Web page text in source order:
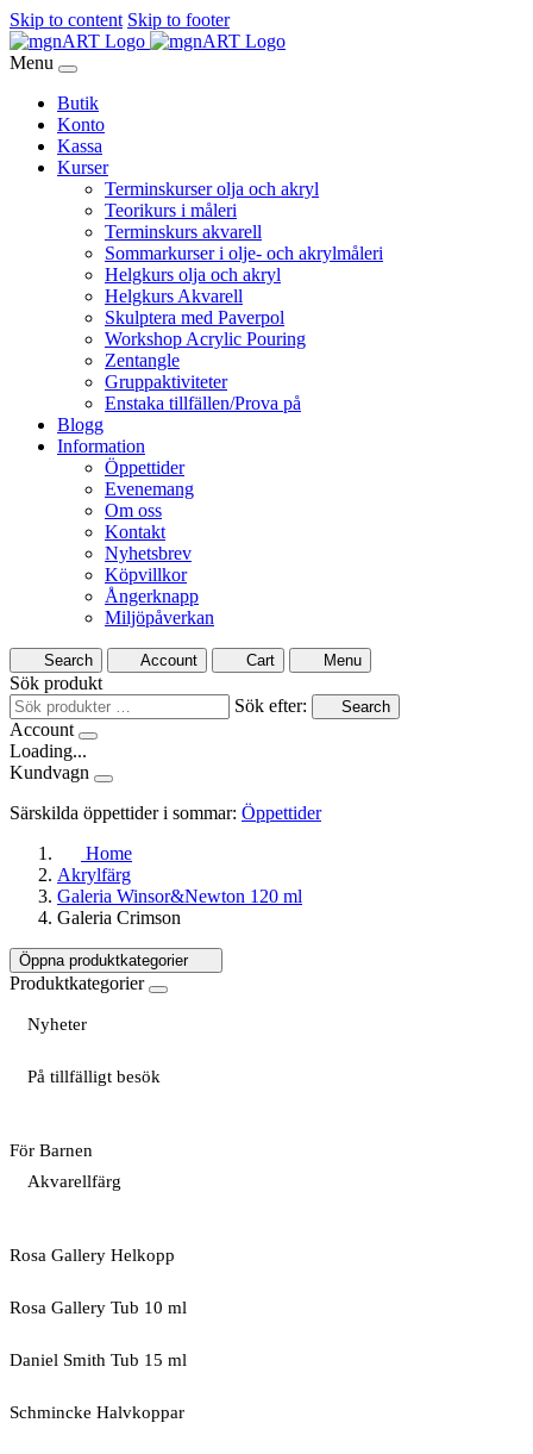
Skip to content Skip to footer
Menu
Butik
Konto
Kassa
Kurser
Terminskurser olja och akryl
Teorikurs i måleri
Terminskurs akvarell
Sommarkurser i olje- och akrylmåleri
Helgkurs olja och akryl
Helgkurs Akvarell
Skulptera med Paverpol
Workshop Acrylic Pouring
Zentangle
Gruppaktiviteter
Enstaka tillfällen/Prova på
Blogg
Information
Öppettider
Evenemang
Om oss
Kontakt
Nyhetsbrev
Köpvillkor
Ångerknapp
Miljöpåverkan
Search Account Cart Menu
Sök produkt
Sök efter:
Search
Account
Loading...
Kundvagn
Särskilda öppettider i sommar: Öppettider
Home
Akrylfärg
Galeria Winsor&Newton 120 ml
Galeria Crimson
Öppna produktkategorier
Produktkategorier
Nyheter
På tillfälligt besök
För Barnen
Akvarellfärg
Rosa Gallery Helkopp
Rosa Gallery Tub 10 ml
Daniel Smith Tub 15 ml
Schmincke Halvkoppar